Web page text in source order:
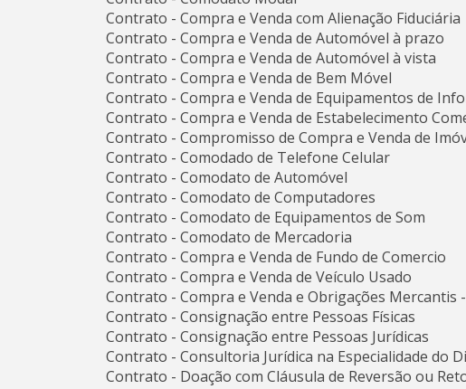
Contrato - Compra e Venda com Alienação Fiduciária
Contrato - Compra e Venda de Automóvel à prazo
Contrato - Compra e Venda de Automóvel à vista
Contrato - Compra e Venda de Bem Móvel
Contrato - Compra e Venda de Equipamentos de
Contrato - Compra e Venda de Estabelecimento
Contrato - Compromisso de Compra e Venda de
Contrato - Comodado de Telefone Celular
Contrato - Comodato de Automóvel
Contrato - Comodato de Computadores
Contrato - Comodato de Equipamentos de Som
Contrato - Comodato de Mercadoria
Contrato - Compra e Venda de Fundo de Comercio
Contrato - Compra e Venda de Veículo Usado
Contrato - Compra e Venda e Obrigações Mercantis
Contrato - Consignação entre Pessoas Físicas
Contrato - Consignação entre Pessoas Jurídicas
Contrato - Consultoria Jurídica na Especialidade do
Contrato - Doação com Cláusula de Reversão ou